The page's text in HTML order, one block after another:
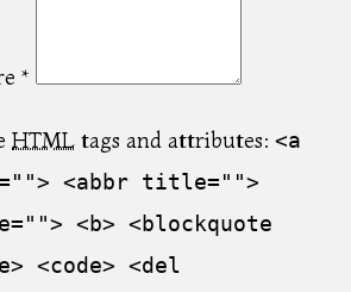
*
HTML tags and attributes: <a
<abbr title="">
<b> <blockquote
<code> <del